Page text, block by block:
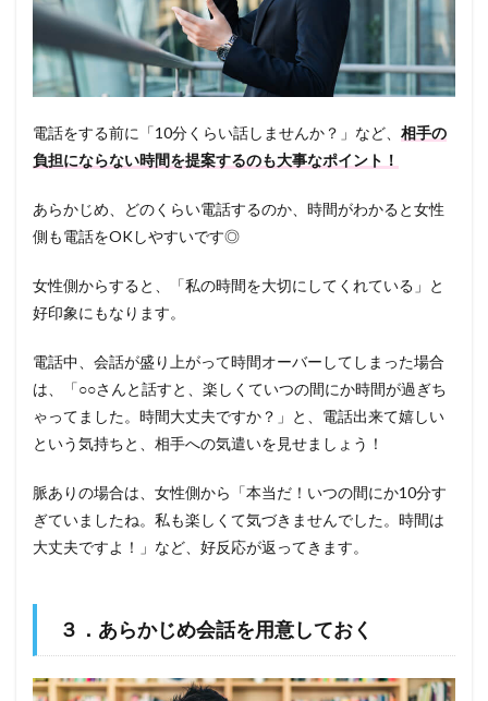
電話をする前に「10分くらい話しませんか？」など、 相手の
負担にならない時間を提案するのも大事なポイント！
あらかじめ、どのくらい電話するのか、時間がわかると女性
側も電話をOKしやすいです◎
女性側からすると、「私の時間を大切にしてくれている」と
好印象にもなります。
電話中、会話が盛り上がって時間オーバーしてしまった場合
は、「○○さんと話すと、楽しくていつの間にか時間が過ぎち
ゃってました。時間大丈夫ですか？」と、電話出来て嬉しい
という気持ちと、相手への気遣いを見せましょう！
脈ありの場合は、女性側から「本当だ！いつの間にか10分す
ぎていましたね。私も楽しくて気づきませんでした。時間は
大丈夫ですよ！」など、好反応が返ってきます。
３．あらかじめ会話を用意しておく